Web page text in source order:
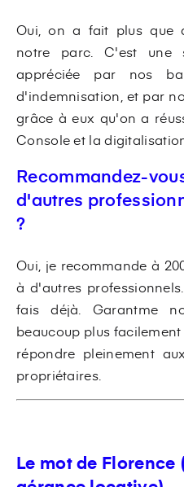
Oui, on a fait plus que
notre parc. C'est
appréciée par nos
d'indemnisation, et par
grâce à eux qu'on a
Console et la
Recommandez-
d'autres
?
Oui, je recommande à
à d'autres
fais déjà. Garantme
beaucoup plus
répondre pleinement
propriétaires.
Le mot de